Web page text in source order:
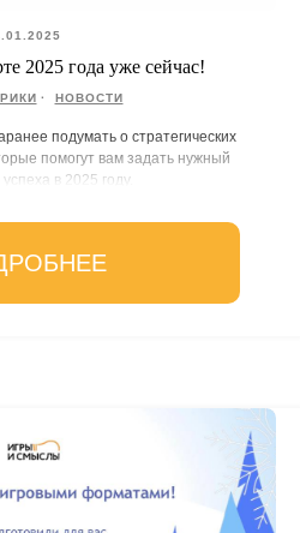
2025 года уже сейчас!
НОВОСТИ
подумать о стратегических
помогут вам задать нужный
в 2025 году.